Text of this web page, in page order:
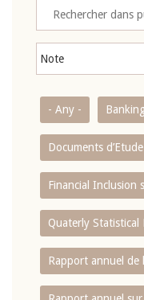
- Any -
Documents
Financial Inclusion
Quaterly Statistical
Rapport annuel de